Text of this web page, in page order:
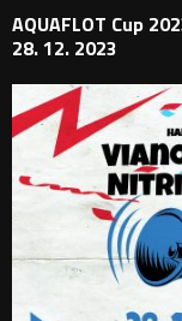
AQUAFLOT Cup
28. 12. 2023